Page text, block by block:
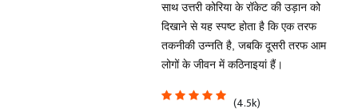
साथ उत्तरी कोरिया के रॉकेट की उड़ान को
दिखाने से यह स्पष्ट होता है कि एक तरफ
तकनीकी उन्नति है, जबकि दूसरी तरफ आम
लोगों के जीवन में कठिनाइयां हैं।
(4.5k)